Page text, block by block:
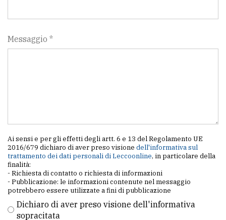
Messaggio *
Ai sensi e per gli effetti degli artt. 6 e 13 del Regolamento UE
2016/679 dichiaro di aver preso visione dell'informativa sul
trattamento dei dati personali di Leccoonline, in particolare della
finalità:
- Richiesta di contatto o richiesta di informazioni
- Pubblicazione: le informazioni contenute nel messaggio
potrebbero essere utilizzate a fini di pubblicazione
Dichiaro di aver preso visione dell'informativa
sopracitata